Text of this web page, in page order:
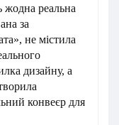
жодна реальна
за
не містила
дизайну, а
конвеєр для